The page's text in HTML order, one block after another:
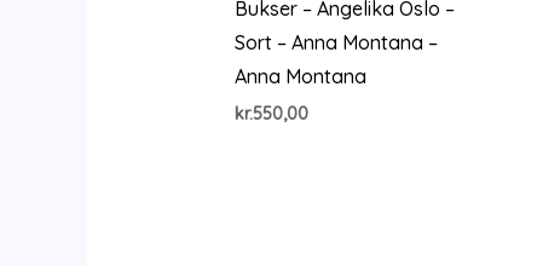
Bukser – Angelika Oslo –
Sort – Anna Montana –
Anna Montana
kr.550,00